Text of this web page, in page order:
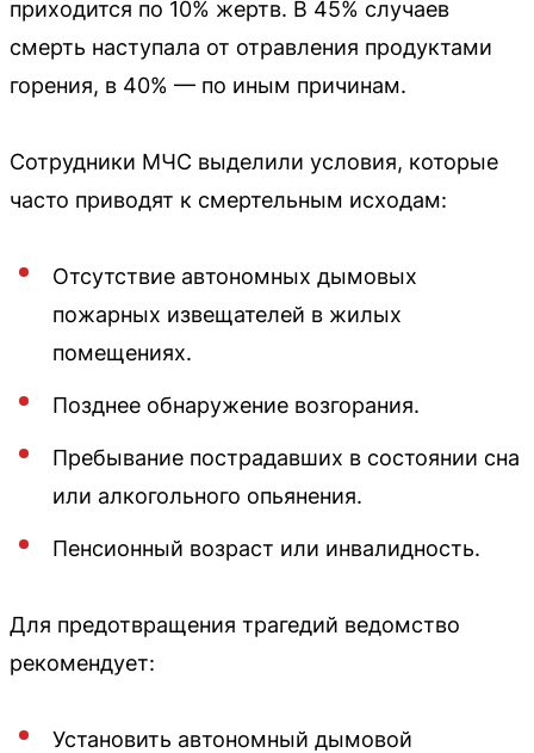
приходится по 10% жертв. В 45% случаев
смерть наступала от отравления продуктами
горения, в 40% — по иным причинам.
Сотрудники МЧС выделили условия, которые
часто приводят к смертельным исходам:
Отсутствие автономных дымовых
пожарных извещателей в жилых
помещениях.
Позднее обнаружение возгорания.
Пребывание пострадавших в состоянии сна
или алкогольного опьянения.
Пенсионный возраст или инвалидность.
Для предотвращения трагедий ведомство
рекомендует:
Установить автономный дымовой